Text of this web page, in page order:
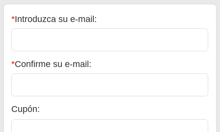
*Introduzca su e-mail:
*Confirme su e-mail:
Cupón: